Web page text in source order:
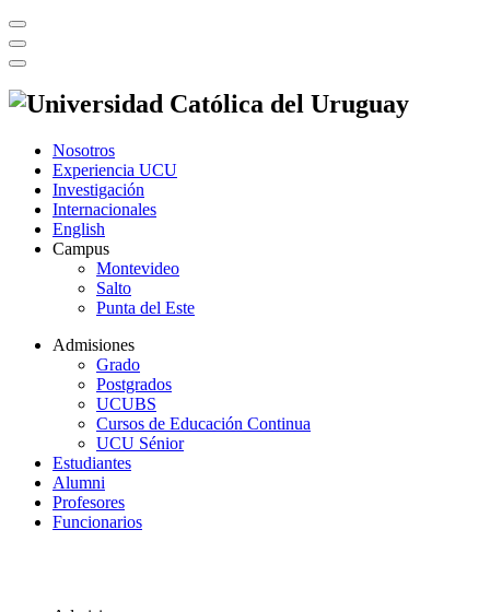
Nosotros
Experiencia UCU
Investigación
Internacionales
English
Campus
Montevideo
Salto
Punta del Este
Admisiones
Grado
Postgrados
UCUBS
Cursos de Educación Continua
UCU Sénior
Estudiantes
Alumni
Profesores
Funcionarios